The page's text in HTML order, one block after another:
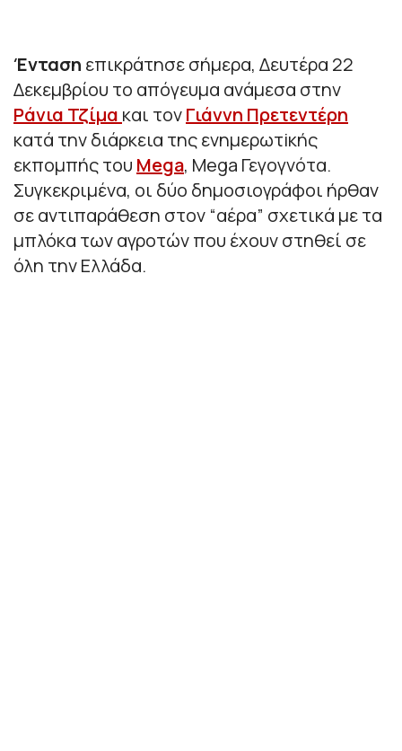
Ένταση επικράτησε σήμερα, Δευτέρα 22
Δεκεμβρίου το απόγευμα ανάμεσα στην
Ράνια Τζίμα και τονΓιάννη Πρετεντέρη
κατά την διάρκεια της ενημερωτiκής
εκπομπής του Mega, Mega Γεγογνότα.
Συγκεκριμένα, οι δύο δημοσιογράφοι ήρθαν
σε αντιπαράθεση στον “αέρα” σχετικά με τα
μπλόκα των αγροτών που έχουν στηθεί σε
όλη την Ελλάδα.